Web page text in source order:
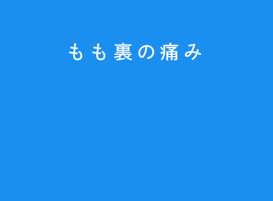
もも裏の痛み